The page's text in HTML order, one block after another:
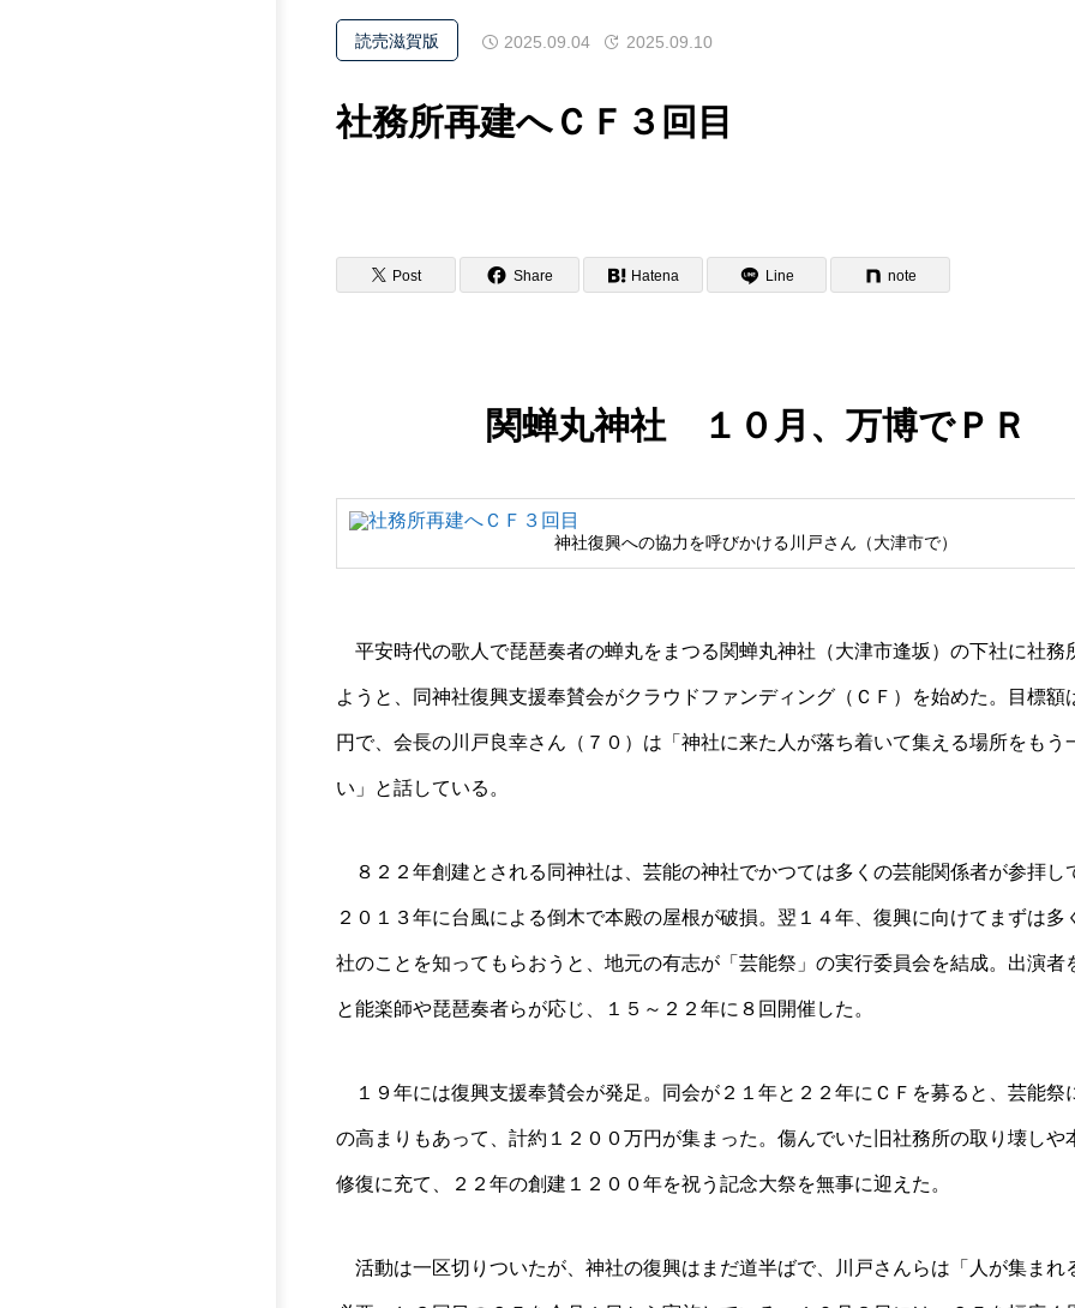
読売滋賀版 2025.09.04 2025.09.10
社務所再建へＣＦ３回目
Post Share Hatena Line note
関蝉丸神社 １０月、万博でＰＲ
神社復興への協力を呼びかける川戸さん（大津市で）
平安時代の歌人で琵琶奏者の蝉丸をまつる関蝉丸神社（大津市逢坂）の下社に社務
ようと、同神社復興支援奉賛会がクラウドファンディング（ＣＦ）を始めた。目標額
円で、会長の川戸良幸さん（７０）は「神社に来た人が落ち着いて集える場所をもう
い」と話している。
８２２年創建とされる同神社は、芸能の神社でかつては多くの芸能関係者が参拝し
２０１３年に台風による倒木で本殿の屋根が破損。翌１４年、復興に向けてまずは多
社のことを知ってもらおうと、地元の有志が「芸能祭」の実行委員会を結成。出演者
と能楽師や琵琶奏者らが応じ、１５～２２年に８回開催した。
１９年には復興支援奉賛会が発足。同会が２１年と２２年にＣＦを募ると、芸能祭
の高まりもあって、計約１２００万円が集まった。傷んでいた旧社務所の取り壊しや
修復に充て、２２年の創建１２００年を祝う記念大祭を無事に迎えた。
活動は一区切りついたが、神社の復興はまだ道半ばで、川戸さんらは「人が集まれ